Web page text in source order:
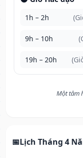
1h – 2h
9h – 10h
19h – 20h
Một tâm
Lịch Tháng 4